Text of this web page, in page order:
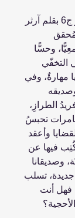
مذكرات شيرلوك هولمز ج6 بقلم آرثر
وحسًّا
التخفّي
مهارةٌ، وفي
‏الطرازِ،
تحبسُ
وأعقد
فيها عن
وصديقانا
تسلب
فهل أنت